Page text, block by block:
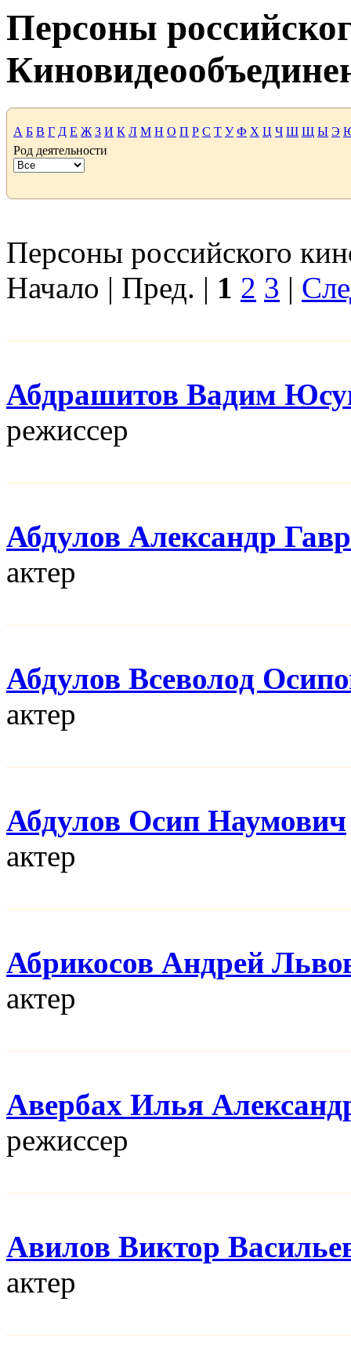
Персоны
А Б В Г Д Е Ж З И К Л М Н О П Р С Т У Ф Х Ц Ч Ш Щ Ы Э
Род деятельности
Персоны российского
Начало | Пред. | 1 2 3 |
Абдрашитов Вадим
режисcер
Абдулов Александр
актер
Абдулов Всеволод
актер
Абдулов Осип Наумович
актер
Абрикосов Андрей
актер
Авербах Илья
режисcер
Авилов Виктор
актер